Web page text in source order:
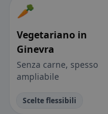
🥕
Vegetariano in
Ginevra
Senza carne, spesso
ampliabile
Scelte flessibili